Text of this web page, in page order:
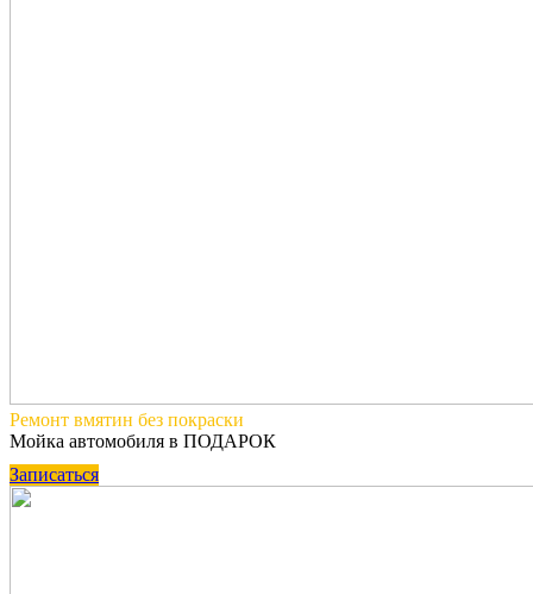
Ремонт вмятин без покраски
Мойка автомобиля в ПОДАРОК
Записаться